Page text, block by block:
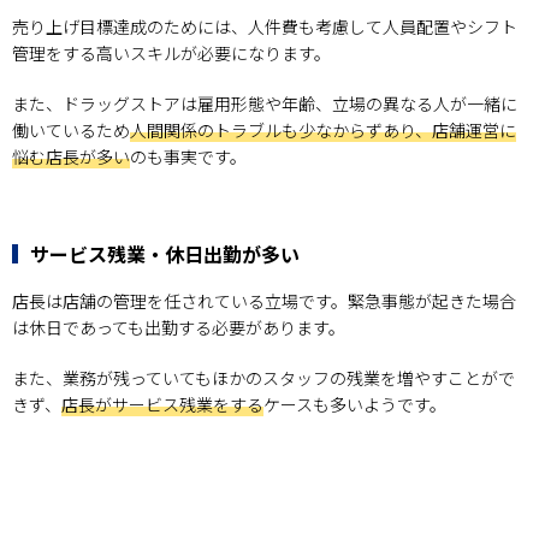
売り上げ目標達成のためには、人件費も考慮して人員配置やシフト
管理をする高いスキルが必要になります。
また、ドラッグストアは雇用形態や年齢、立場の異なる人が一緒に
働いているため人間関係のトラブルも少なからずあり、店舗運営に
悩む店長が多いのも事実です。
サービス残業・休日出勤が多い
店長は店舗の管理を任されている立場です。緊急事態が起きた場合
は休日であっても出勤する必要があります。
また、業務が残っていてもほかのスタッフの残業を増やすことがで
きず、 店長がサービス残業をするケースも多いようです。